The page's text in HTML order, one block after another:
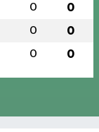
0 0
0 0
0 0